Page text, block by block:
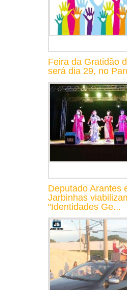
Feira da Gratidão
será dia 29, no
Deputado Arantes
Jarbinhas
"Identidades Ge...